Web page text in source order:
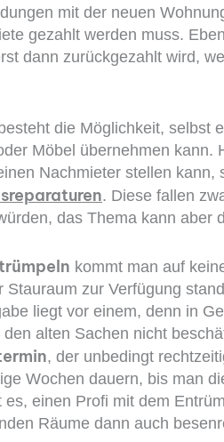
mit der neuen
gezahlt werden muss.
dann zurückgezahlt wird,
die Möglichkeit, selbst
Möbel übernehmen kann.
Nachmieter stellen
. Diese fallen
das Thema kann aber
kommt man auf
Stauraum zur Verfügung
liegt vor einem, denn in
alten Sachen nicht
, der unbedingt
Wochen dauern, bis man
es, einen Profi mit dem
Räume dann auch